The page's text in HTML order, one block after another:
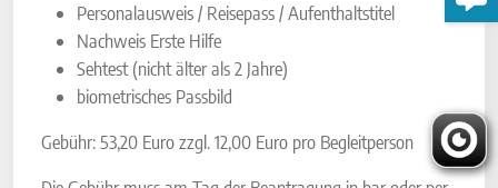
Personalausweis / Reisepass / Aufenthaltstitel
Nachweis Erste Hilfe
Sehtest (nicht älter als 2 Jahre)
biometrisches Passbild
Gebühr: 53,20 Euro zzgl. 12,00 Euro pro Begleitperson